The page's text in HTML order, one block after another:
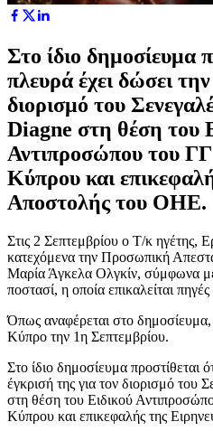
Στο ίδιο δημοσίευμα
πλευρά έχει δώσει
διορισμό του
Diagne στη θέση του
Αντιπροσώπου του
Κύπρου και
Αποστολής του ΟΗΕ.
Στις 2 Σεπτεμβρίου ο Τ/κ ηγέτης,
κατεχόμενα την Προσωπική
Μαρία Άγκελα Ολγκίν, σύμφωνα με
ποστασί, η οποία επικαλείται
Όπως αναφέρεται στο
Κύπρο την 1η Σεπτεμβρίου.
Στο ίδιο δημοσίευμα προστίθεται
έγκρισή της για τον διορισμό του
στη θέση του Ειδικού
Κύπρου και επικεφαλής της